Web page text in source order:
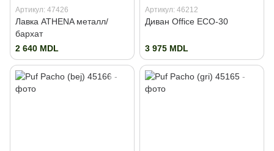
Артикул: 47426
Лавка ATHENA металл/
бархат
2 640 MDL
Артикул: 46212
Диван Office ECO-30
3 975 MDL